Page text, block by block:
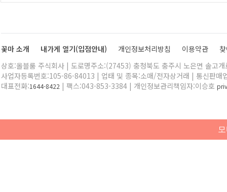
꽃마 소개 내가게 열기(입점안내) 개인정보처리방침 이용약관
상호:올블룸 주식회사 | 도로명주소:(27453) 충청북도 충주시 노은면 솔고
사업자등록번호:105-86-84013 | 업태 및 종목:소매/전자상거래 | 통신판매
대표전화:1644-8422 | 팩스:043-853-3384 | 개인정보관리책임자:이승호